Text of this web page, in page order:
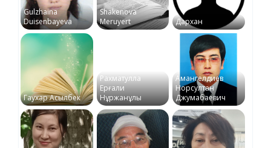
Gulzhaina
Duisenbayeva
Shakenova
Meruyert
Дархан
Гаухар Асылбек
Рахматулла
Ерғали
Нұржанұлы
Амангелдиев
Норсултан
Джумабаевич